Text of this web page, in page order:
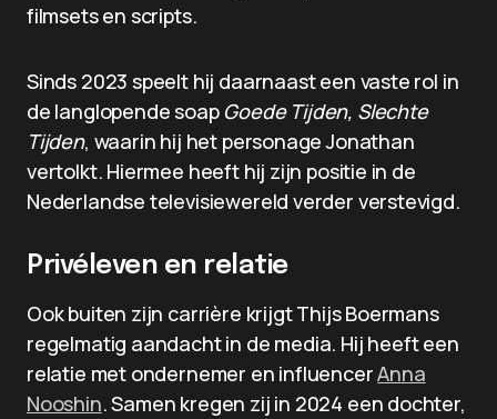
filmsets en scripts.
Sinds 2023 speelt hij daarnaast een vaste rol in
de langlopende soap Goede Tijden, Slechte
Tijden, waarin hij het personage Jonathan
vertolkt. Hiermee heeft hij zijn positie in de
Nederlandse televisiewereld verder verstevigd.
Privéleven en relatie
Ook buiten zijn carrière krijgt Thijs Boermans
regelmatig aandacht in de media. Hij heeft een
relatie met ondernemer en influencerAnna
Nooshin. Samen kregen zij in 2024 een dochter,